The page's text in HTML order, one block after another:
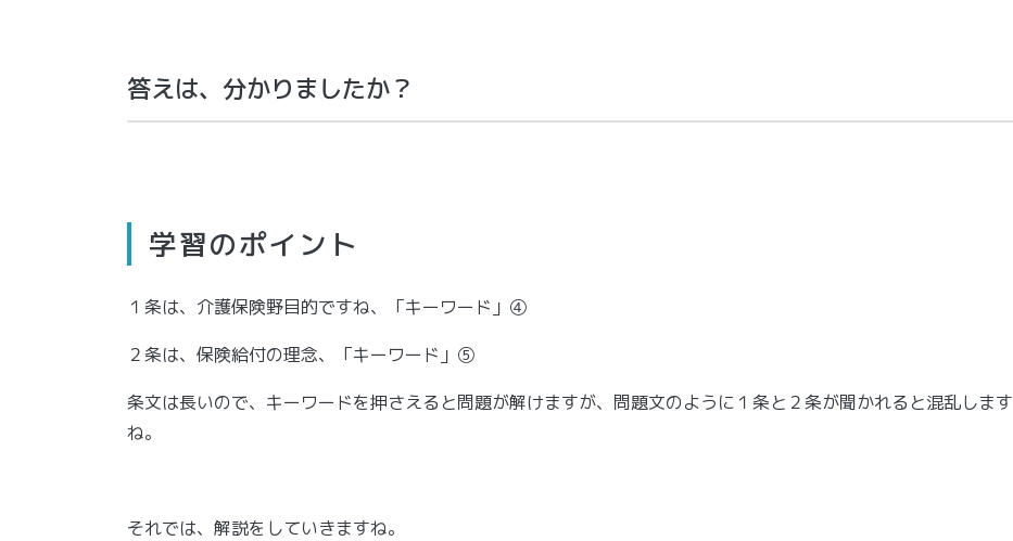
答えは、分かりましたか？
学習のポイント
１条は、介護保険野目的ですね、「キーワード」④
２条は、保険給付の理念、「キーワード」⑤
条文は長いので、キーワードを押さえると問題が解けますが、問題文のように１条と２条が聞かれると混乱します
ね。
それでは、解説をしていきますね。